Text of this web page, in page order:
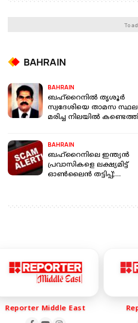
To
BAHRAIN
BAHRAIN
ബഹ്‌റൈനിൽ തൃശൂർ
സ്വദേശിയെ താമസ
മരിച്ച നിലയിൽ
BAHRAIN
ബഹ്റൈനിലെ ഇന്ത്യന്‍
പ്രവാസികളെ ലക്ഷ്യമിട്ട്
ഓൺലൈൻ തട്ടിപ്പ്;
Reporter Middle East